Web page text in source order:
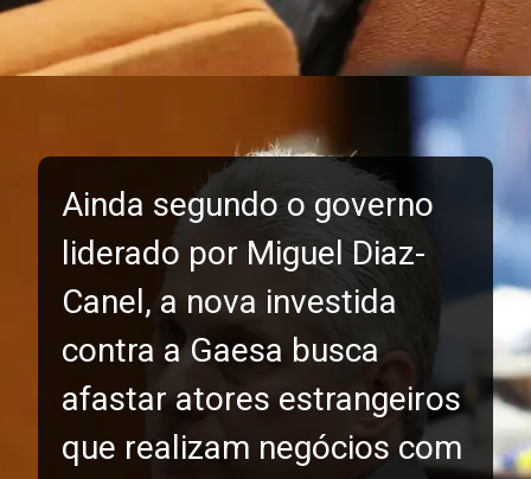
Ainda segundo o governo
liderado por Miguel Diaz-
Canel, a nova investida
contra a Gaesa busca
afastar atores estrangeiros
que realizam negócios com